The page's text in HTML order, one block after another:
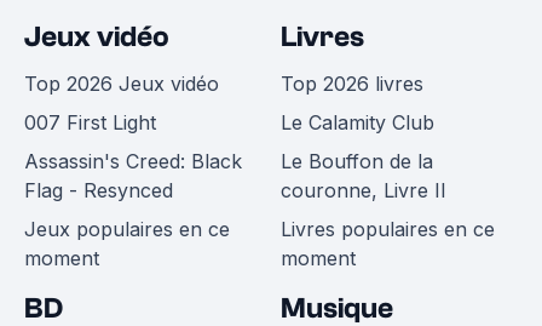
Jeux vidéo
Top 2026 Jeux vidéo
007 First Light
Assassin's Creed: Black
Flag - Resynced
Jeux populaires en ce
moment
Livres
Top 2026 livres
Le Calamity Club
Le Bouffon de la
couronne, Livre II
Livres populaires en ce
moment
BD Musique